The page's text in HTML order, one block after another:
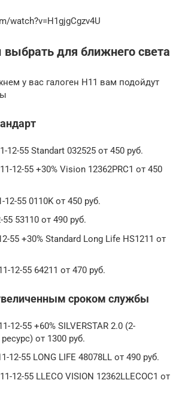
watch?v=H1gjgCgzv4U
для ближнего света
у вас галоген H11 вам подойдут
12-55 Standart 032525 от 450 руб.
12-55 +30% Vision 12362PRC1 от 450
12-55 0110K от 450 руб.
55 53110 от 490 руб.
55 +30% Standard Long Life HS1211 от
12-55 64211 от 470 руб.
сроком службы
12-55 +60% SILVERSTAR 2.0 (2-
от 1300 руб.
12-55 LONG LIFE 48078LL от 490 руб.
12-55 LLECO VISION 12362LLECOC1 от